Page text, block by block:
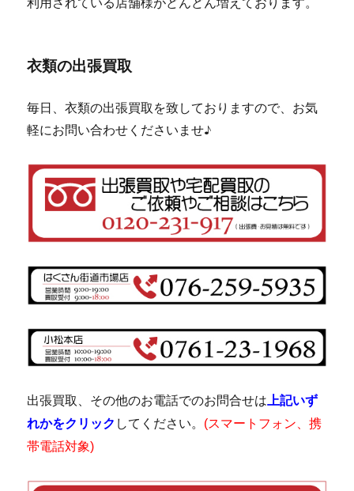
衣類の出張買取
毎日、衣類の出張買取を致しておりますので、お気
軽にお問い合わせくださいませ♪
出張買取、その他のお電話でのお問合せは上記いず
れかをクリック してください。 (スマートフォン、携
帯電話対象)